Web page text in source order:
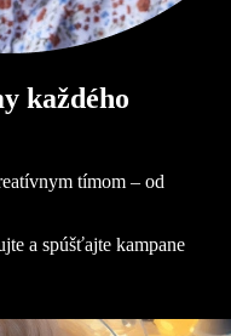
každého
tímom – od
a spúšťajte kampane